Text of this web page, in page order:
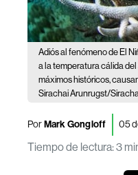
Adiós al fenómeno de El
a la temperatura cálida
máximos históricos,
Sirachai Arunrugst/
PorMark Gongloff 05
Tiempo de lectura:3